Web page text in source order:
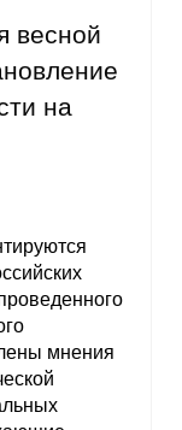
весной
на
мнения